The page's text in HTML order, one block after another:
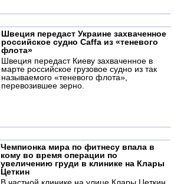
Швеция передаст Украине захваченное
российское судно Caffa из «теневого
флота»
Швеция передаст Киеву захваченное в
марте российское грузовое судно из так
называемого «теневого флота»,
перевозившее зерно.
Чемпионка мира по фитнесу впала в
кому во время операции по
увеличению груди в клинике на Клары
Цеткин
В частной клинике на улице Клары Цеткин